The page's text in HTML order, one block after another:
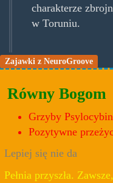
charakterze
w Toruniu.
Zajawki z NeuroGroove
Równy Bogom
Grzyby
Pozytywne
Lepiej się nie da
Pełnia przyszła.